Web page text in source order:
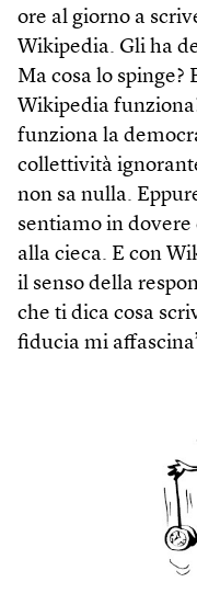
ore al giorno a
Wikipedia. Gli ha
Ma cosa lo spinge?
Wikipedia
funziona la
collettività
non sa nulla.
sentiamo in
alla cieca. E con
il senso della
che ti dica cosa
fiducia mi